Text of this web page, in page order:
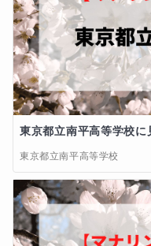
それでも私は勉強をす
も何もせず過ぎ去って
二学期を過ぎた秋ごろ
兆しが見え、なんとか
できました。
気力を振り絞るように
高校受験でうまくいっ
に点数が上がっていく
いきました。
・良かった点など
・授業対応全体を通し
①現状のままを希望
②調整を希望
・授業での解説スピー
①現状のままを希望
②もっとゆっくりの解
③もっと速い解説を
・授業での解説、板書
①現状のままを希望
東京都立南平高等学校に
東京都立南平高等学校